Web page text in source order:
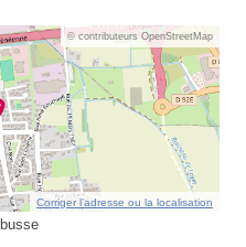
© contributeurs OpenStreetMap
Corriger l’adresse ou la localisation